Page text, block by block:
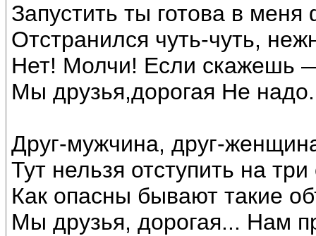
Запустить ты готова в
Отстранился чуть-чуть,
Нет! Молчи! Если скажешь
Мы друзья,дорогая Не
Друг-мужчина, друг-
Тут нельзя отступить на
Как опасны бывают такие
Мы друзья, дорогая... Нам